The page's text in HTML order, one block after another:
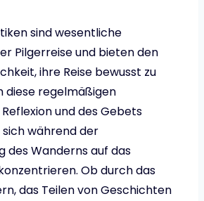
sind wesentliche
Pilgerreise und bieten den
ihre Reise bewusst zu
diese regelmäßigen
und des Gebets
während der
des Wanderns auf das
Ob durch das
das Teilen von Geschichten